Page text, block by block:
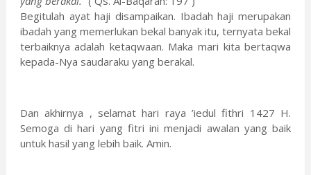
Begitulah ayat haji disampaikan. Ibadah haji merupakan
ibadah yang memerlukan bekal banyak itu, ternyata bekal
terbaiknya adalah ketaqwaan. Maka mari kita bertaqwa
kepada-Nya saudaraku yang berakal.
Dan akhirnya , selamat hari raya ’iedul fithri 1427 H.
Semoga di hari yang fitri ini menjadi awalan yang baik
untuk hasil yang lebih baik. Amin.